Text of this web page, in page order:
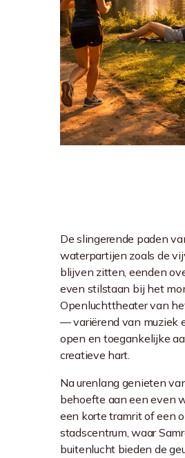
De slingerende paden
waterpartijen zoals de
blijven zitten, eenden
even stilstaan bij het
Openluchttheater van
— variërend van muziek
open en toegankelijke
creatieve hart.
Na urenlang genieten
behoefte aan een even
een korte tramrit of een
stadscentrum, waar
buitenlucht bieden de